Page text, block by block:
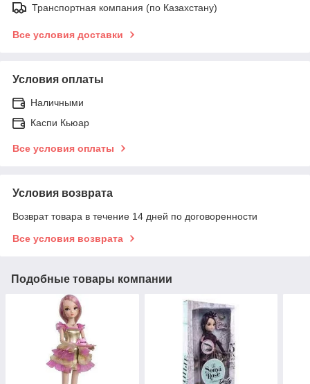
Транспортная компания (по Казахстану)
Все условия доставки
Условия оплаты
Наличными
Каспи Кьюар
Все условия оплаты
Условия возврата
Возврат товара в течение 14 дней по договоренности
Все условия возврата
Подобные товары компании